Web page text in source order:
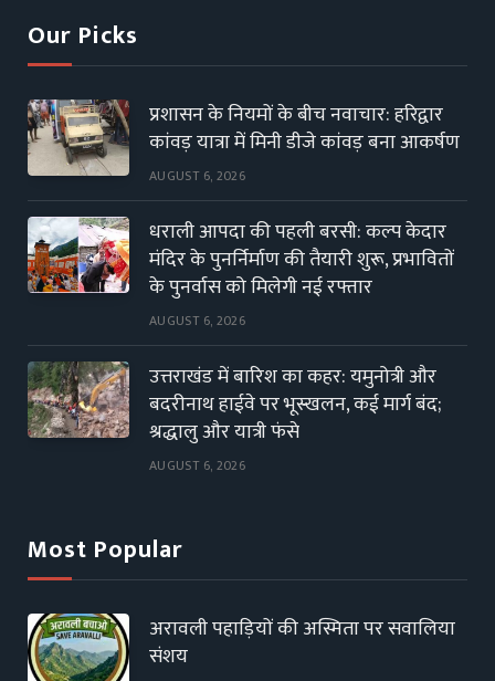
Our Picks
प्रशासन के नियमों के बीच नवाचार: हरिद्वार
कांवड़ यात्रा में मिनी डीजे कांवड़ बना आकर्षण
AUGUST 6, 2026
धराली आपदा की पहली बरसी: कल्प केदार
मंदिर के पुनर्निर्माण की तैयारी शुरू, प्रभावितों
के पुनर्वास को मिलेगी नई रफ्तार
AUGUST 6, 2026
उत्तराखंड में बारिश का कहर: यमुनोत्री और
बदरीनाथ हाईवे पर भूस्खलन, कई मार्ग बंद;
श्रद्धालु और यात्री फंसे
AUGUST 6, 2026
Most Popular
अरावली पहाड़ियों की अस्मिता पर सवालिया
संशय